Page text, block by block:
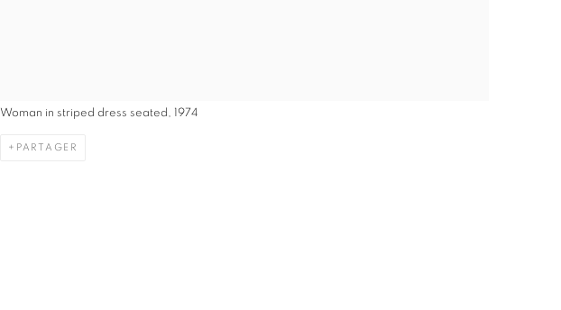
Woman in striped dress seated, 1974
PARTAGER